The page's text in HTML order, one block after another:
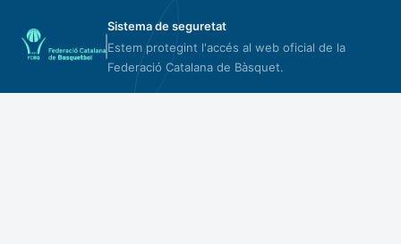
Sistema de seguretat
Estem protegint l'accés al web oficial de la
Federació Catalana de Bàsquet.